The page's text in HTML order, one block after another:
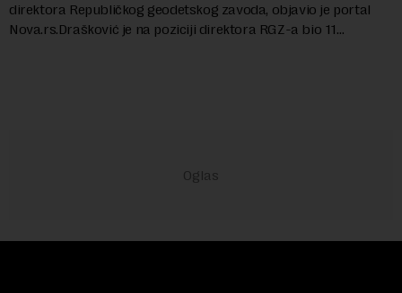
direktora Republičkog geodetskog zavoda, objavio je portal
Nova.rs.Drašković je na poziciji direktora RGZ-a bio 11